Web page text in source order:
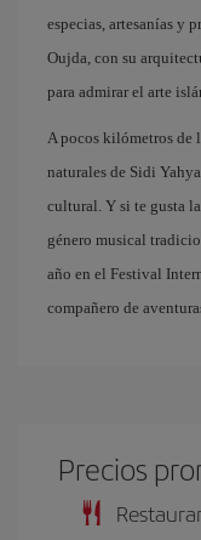
especias, artesanías y
Oujda, con su
para admirar el arte
A pocos kilómetros de
naturales de Sidi
cultural. Y si te gusta
género musical
año en el Festival
compañero de
Precios